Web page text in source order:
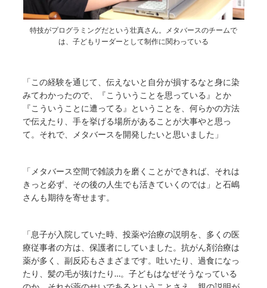
特技がプログラミングだという壮真さん。メタバースのチームで
は、子どもリーダーとして制作に関わっている
「この経験を通じて、伝えないと自分が損するなと身に染
みてわかったので、『こういうことを思っている』とか
『こういうことに遭ってる』ということを、何らかの方法
で伝えたり、手を挙げる場所があることが大事やと思っ
て。それで、メタバースを開発したいと思いました」
「メタバース空間で雑談力を磨くことができれば、それは
きっと必ず、その後の人生でも活きていくのでは」と石嶋
さんも期待を寄せます。
「息子が入院していた時、投薬や治療の説明を、多くの医
療従事者の方は、保護者にしていました。抗がん剤治療は
薬が多く、副反応もさまざまです。吐いたり、過食になっ
たり、髪の毛が抜けたり…。子どもはなぜそうなっている